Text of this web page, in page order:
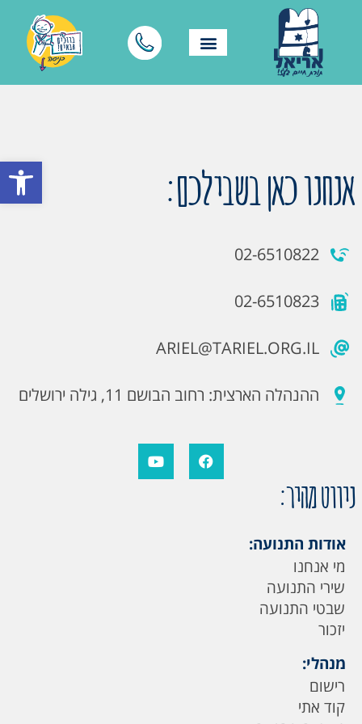
פתח אנחנו כאן בשבילכם:
02-6510822
02-6510823
ARIEL@TARIEL.ORG.IL
ההנהלה הארצית: רחוב הבושם 11, גילה ירושלים
ניווט מהיר:
אודות התנועה:
מי אנחנו
שירי התנועה
שבטי התנועה
יזכור
מנהלי:
רישום
קוד אתי